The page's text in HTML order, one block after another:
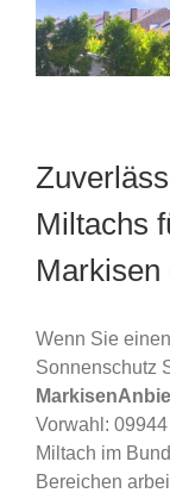
Miltachs
Markisen
Wenn Sie
Sonnenschutz
Vorwahl:
Miltach im
Bereichen